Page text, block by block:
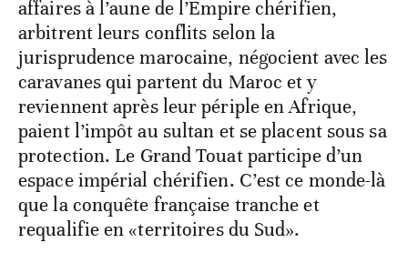
affaires à l’aune de l’Empire chérifien,
arbitrent leurs conflits selon la
jurisprudence marocaine, négocient avec les
caravanes qui partent du Maroc et y
reviennent après leur périple en Afrique,
paient l’impôt au sultan et se placent sous sa
protection. Le Grand Touat participe d’un
espace impérial chérifien. C’est ce monde-là
que la conquête française tranche et
requalifie en «territoires du Sud».